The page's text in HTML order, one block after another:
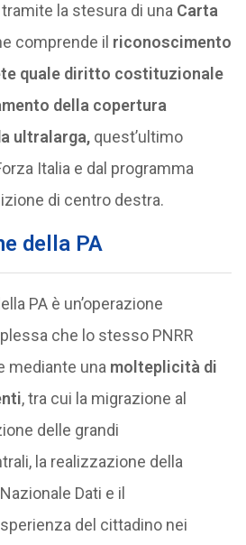
la stesura di una Carta
comprende il riconoscimento
quale diritto costituzionale
della copertura
ultralarga,quest’ultimo
Italia e dal programma
di centro destra.
della PA
PA è un’operazione
che lo stesso PNRR
mediante una molteplicità di
, tra cui la migrazione al
delle grandi
la realizzazione della
Dati e il
del cittadino nei